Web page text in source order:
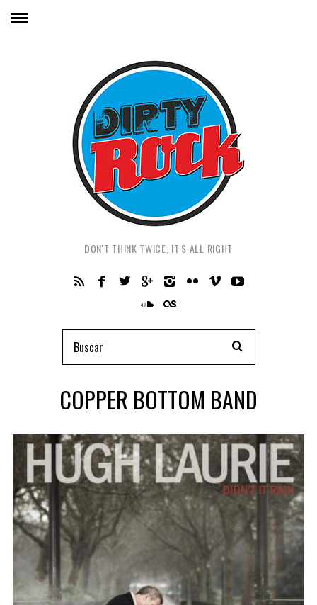
DON'T THINK TWICE, IT'S ALL RIGHT
COPPER BOTTOM BAND